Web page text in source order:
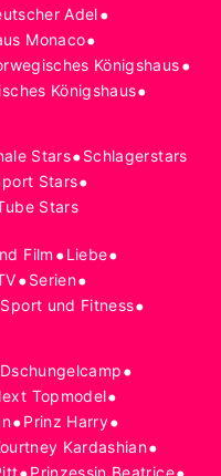
Adel•
Monaco•
Königshaus•
Königshaus•
Stars•Schlagerstars
Stars•
Stars
Film •Liebe•
•Serien•
Sport und Fitness•
Dschungelcamp•
Topmodel•
•Prinz Harry•
Kardashian•
Prinzessin Beatrice